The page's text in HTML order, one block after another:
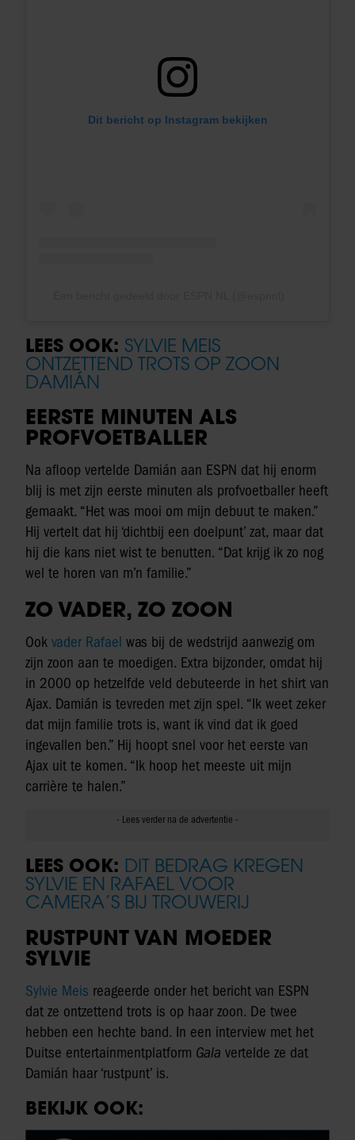
Dit bericht op Instagram bekijken
LEES OOK: SYLVIE MEIS
ONTZETTEND TROTS OP ZOON
DAMIÁN
EERSTE MINUTEN ALS
PROFVOETBALLER
Na afloop vertelde Damián aan ESPN dat hij enorm
blij is met zijn eerste minuten als profvoetballer heeft
gemaakt. “Het was mooi om mijn debuut te maken.”
Hij vertelt dat hij ‘dichtbij een doelpunt’ zat, maar dat
hij die kans niet wist te benutten. “Dat krijg ik zo nog
wel te horen van m’n familie.”
ZO VADER, ZO ZOON
Ook vader Rafael was bij de wedstrijd aanwezig om
zijn zoon aan te moedigen. Extra bijzonder, omdat hij
in 2000 op hetzelfde veld debuteerde in het shirt van
Ajax. Damián is tevreden met zijn spel. “Ik weet zeker
dat mijn familie trots is, want ik vind dat ik goed
ingevallen ben.” Hij hoopt snel voor het eerste van
Ajax uit te komen. “Ik hoop het meeste uit mijn
carrière te halen.”
LEES OOK: DIT BEDRAG KREGEN
SYLVIE EN RAFAEL VOOR
CAMERA’S BIJ TROUWERIJ
RUSTPUNT VAN MOEDER
SYLVIE
Sylvie Meis reageerde onder het bericht van ESPN
dat ze ontzettend trots is op haar zoon. De twee
hebben een hechte band. In een interview met het
Duitse entertainmentplatform Gala vertelde ze dat
Damián haar ‘rustpunt’ is.
BEKIJK OOK: